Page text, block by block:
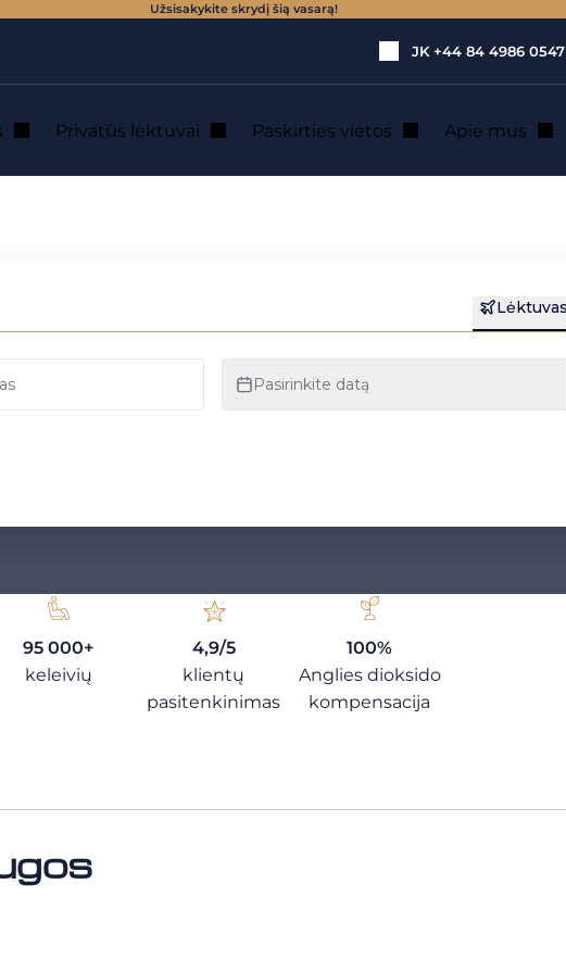
Užsisakykite skrydį šią vasarą!
JK +44 84 4986 0547
Privatūs lėktuvai Paskirties vietos Apie mus
95 000+
keleivių
4,9/5
klientų
pasitenkinimas
100%
Anglies dioksido
kompensacija